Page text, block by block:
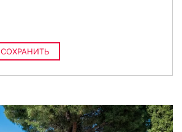
СОХРАНИТЬ